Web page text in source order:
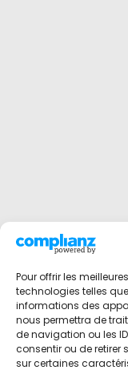
Pour offrir les
technologies telles
informations des
nous permettra de
de navigation ou les
consentir ou de retirer
sur certaines